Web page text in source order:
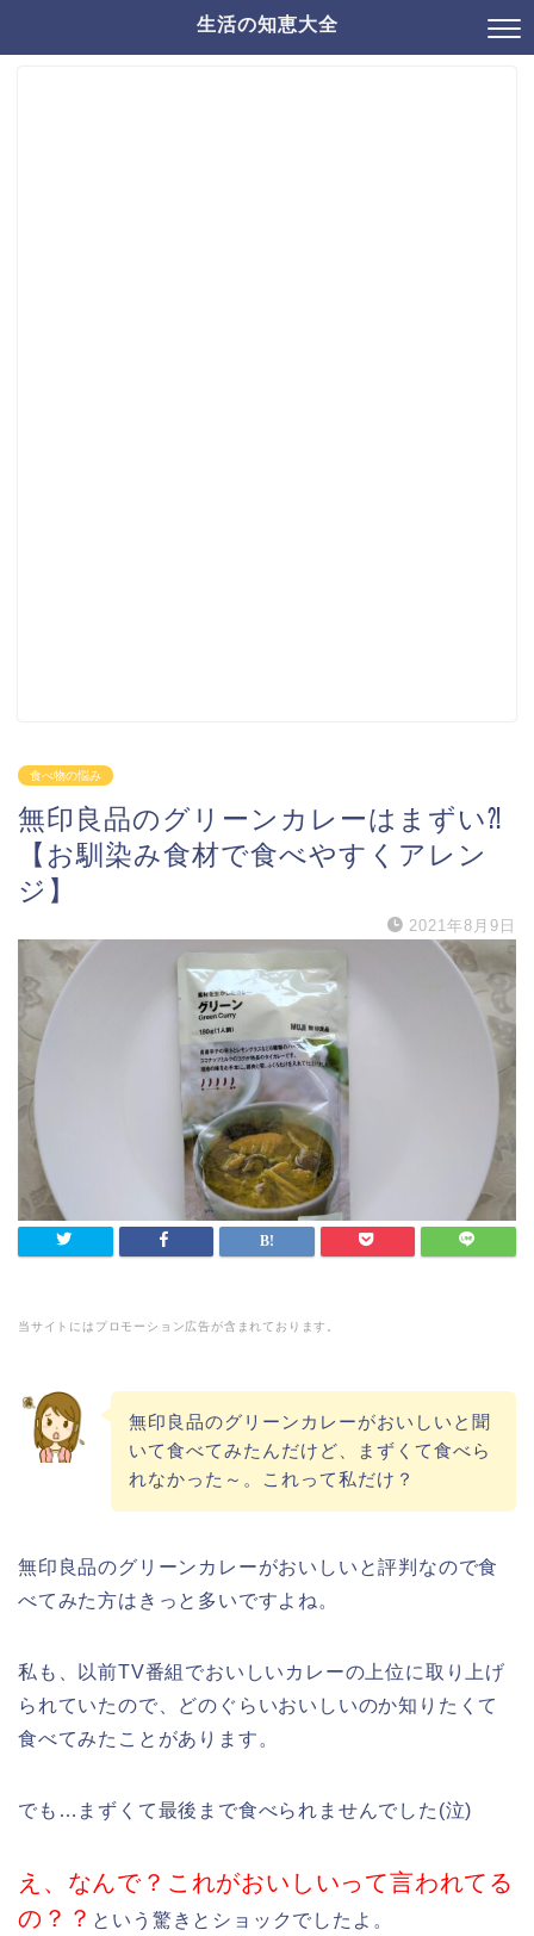
生活の知恵大全
食べ物の悩み
無印良品のグリーンカレーはまずい⁈
【お馴染み食材で食べやすくアレン
ジ】
2021年8月9日
当サイトにはプロモーション広告が含まれております。
無印良品のグリーンカレーがおいしいと聞
いて食べてみたんだけど、まずくて食べら
れなかった～。これって私だけ？
無印良品のグリーンカレーがおいしいと評判なので食
べてみた方はきっと多いですよね。
私も、以前TV番組でおいしいカレーの上位に取り上げ
られていたので、どのぐらいおいしいのか知りたくて
食べてみたことがあります。
でも…まずくて最後まで食べられませんでした(泣)
え、なんで？これがおいしいって言われてる
の？？ という驚きとショックでしたよ。